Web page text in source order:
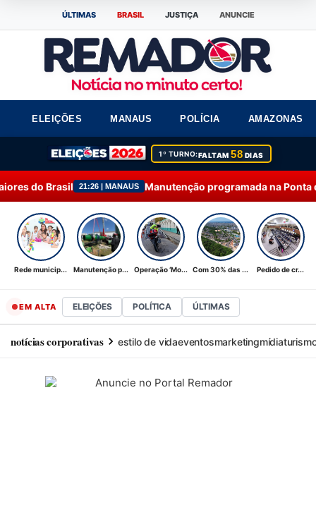
ÚLTIMAS BRASIL JUSTIÇA ANUNCIE
ELEIÇÕES MANAUS POLÍCIA AMAZONAS
1º TURNO:FALTAM58 DIAS
| MANAUS Manutenção programada na Ponta do Ismael é
Rede municip... Manutenção p... Operação ‘Mo... Com 30% das ... Pedido de cr...
EM ALTA ELEIÇÕES POLÍTICA ÚLTIMAS
notícias corporativas estilo de vidaeventosmarketingmídia